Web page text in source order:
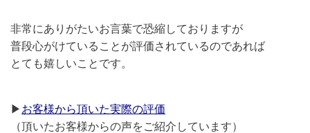
非常にありがたいお言葉で恐縮しておりますが
普段心がけていることが評価されているのであれば
とても嬉しいことです。
▶ お客様から頂いた実際の評価
（頂いたお客様からの声をご紹介しています）